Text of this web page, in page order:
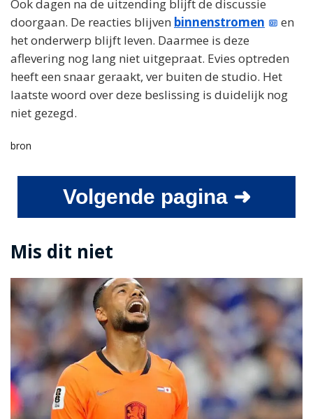
Ook dagen na de uitzending blijft de discussie
doorgaan. De reacties blijven binnenstromen
en
het onderwerp blijft leven. Daarmee is deze
aflevering nog lang niet uitgepraat. Evies optreden
heeft een snaar geraakt, ver buiten de studio. Het
laatste woord over deze beslissing is duidelijk nog
niet gezegd.
bron
Volgende pagina ➜
Mis dit niet